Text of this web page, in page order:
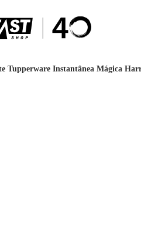
Tupperware Instantânea Mágica